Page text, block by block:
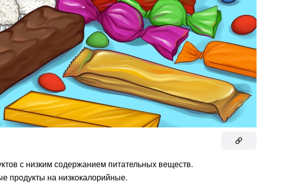
с низким содержанием питательных веществ.
продукты на низкокалорийные.